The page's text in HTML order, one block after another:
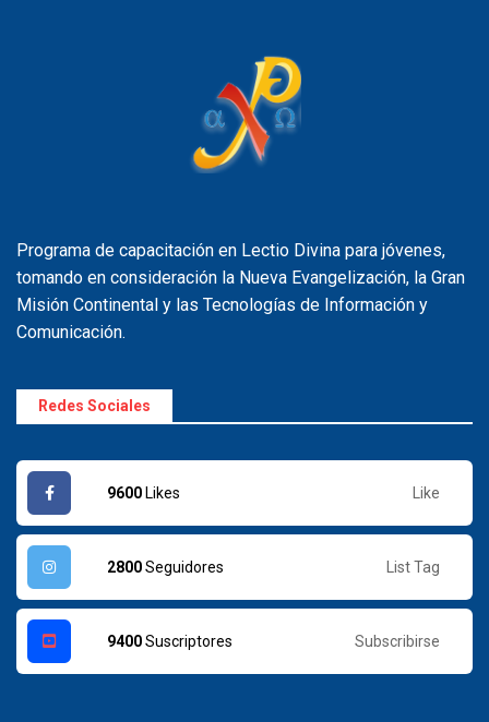
Programa de capacitación en Lectio Divina para jóvenes,
tomando en consideración la Nueva Evangelización, la Gran
Misión Continental y las Tecnologías de Información y
Comunicación.
Redes Sociales
9600 Likes Like
2800Seguidores List Tag
9400Suscriptores Subscribirse